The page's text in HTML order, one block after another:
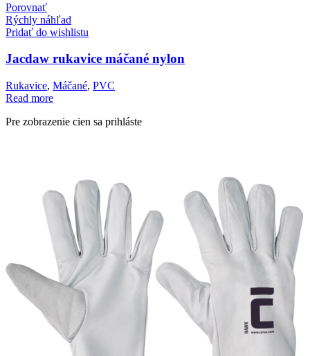
Porovnať
Rýchly náhľad
Pridať do wishlistu
Jacdaw rukavice máčané nylon
Rukavice, Máčané, PVC
Read more
Pre zobrazenie cien sa prihláste